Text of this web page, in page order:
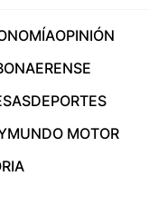
OPINIÓN
DEPORTES
MUNDO MOTOR